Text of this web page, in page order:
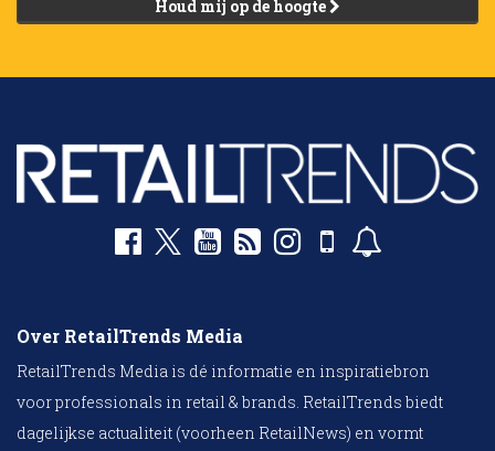
Houd mij op de hoogte
Over RetailTrends Media
RetailTrends Media is dé informatie en inspiratiebron
voor professionals in retail & brands. RetailTrends biedt
dagelijkse actualiteit (voorheen RetailNews) en vormt